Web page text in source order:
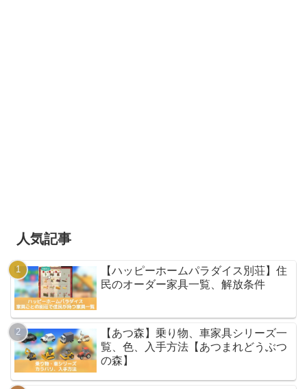
人気記事
【ハッピーホームパラダイス別荘】住
民のオーダー家具一覧、解放条件
【あつ森】乗り物、車家具シリーズ一
覧、色、入手方法【あつまれどうぶつ
の森】